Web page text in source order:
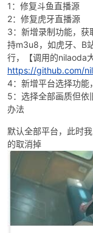
po
jie.
1：修复斗鱼直播源
2：修复虎牙直播源
3：新增录制功能，获
持m3u8，如虎牙、B
行，【调用的nilaoda
https://github.com/
4：新增平台选择功能
5：选择全部画质但依
办法
默认全部平台，此时
的取消掉